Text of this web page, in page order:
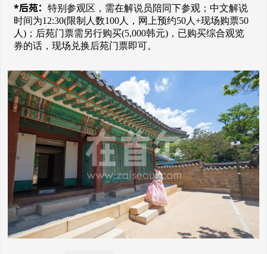
*后苑：
特别参观区，需在解说员陪同下参观；中文解说
时间为12:30(限制人数100人，网上预约50人+现场购票50
人)；后苑门票需另行购买(5,000韩元)，已购买综合观览
券的话，现场兑换后苑门票即可。